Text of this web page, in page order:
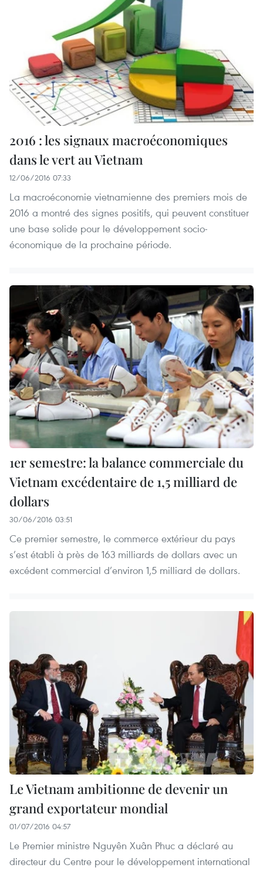
2016 : les signaux macroéconomiques
dans le vert au Vietnam
12/06/2016 07:33
La macroéconomie vietnamienne des premiers mois de
2016 a montré des signes positifs, qui peuvent constituer
une base solide pour le développement socio-
économique de la prochaine période.
1er semestre: la balance commerciale du
Vietnam excédentaire de 1,5 milliard de
dollars
30/06/2016 03:51
Ce premier semestre, le commerce extérieur du pays
s’est établi à près de 163 milliards de dollars avec un
excédent commercial d’environ 1,5 milliard de dollars.
Le Vietnam ambitionne de devenir un
grand exportateur mondial
01/07/2016 04:57
Le Premier ministre Nguyên Xuân Phuc a déclaré au
directeur du Centre pour le développement international